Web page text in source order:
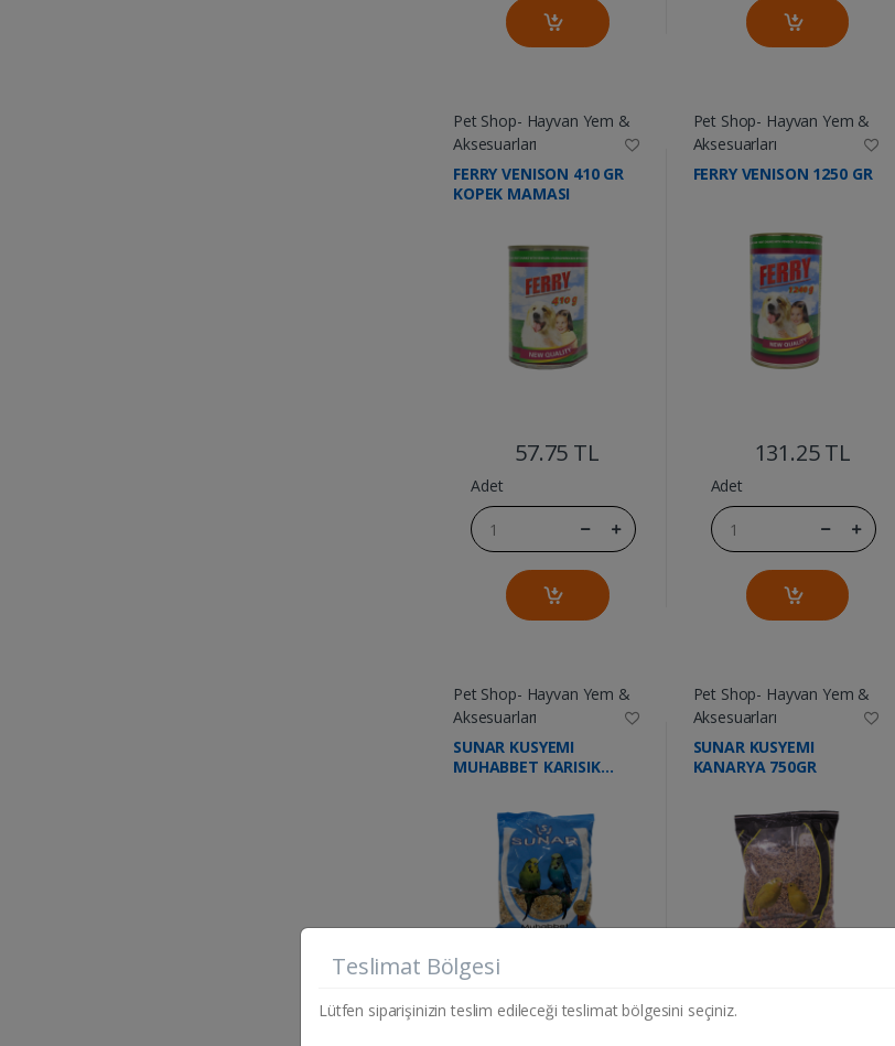
Pet Shop- Hayvan Yem &
Aksesuarları
FERRY VENISON 410 GR
KOPEK MAMASI
57.75 TL
Adet
Pet Shop- Hayvan Yem &
Aksesuarları
FERRY VENISON 1250 GR
131.25 TL
Adet
Pet Shop- Hayvan Yem &
Aksesuarları
SUNAR KUSYEMI
MUHABBET KARISIK
77.75 TL
Pet Shop- Hayvan Yem &
Aksesuarları
SUNAR KUSYEMI
KANARYA 750GR
Teslimat Bölgesi
Lütfen siparişinizin teslim edileceği teslimat bölgesini seçiniz.